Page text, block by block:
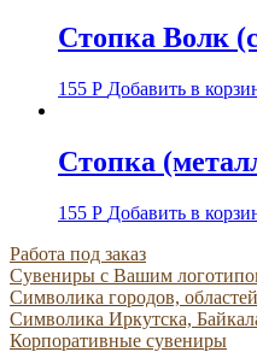
Стопка Волк
155 Р Добавить в
Стопка
155 Р Добавить в
Работа под заказ
Сувениры с Вашим
Символика городов, областей
Символика Иркутска,
Корпоративные сувениры